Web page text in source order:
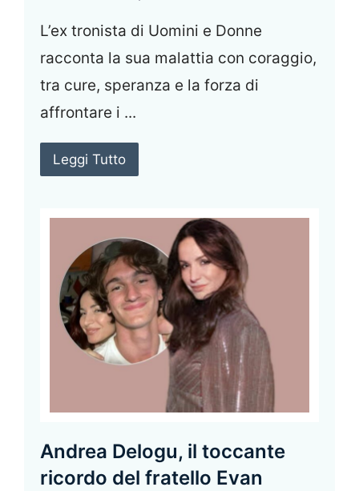
L’ex tronista di Uomini e Donne
racconta la sua malattia con coraggio,
tra cure, speranza e la forza di
affrontare i ...
Leggi Tutto
Andrea Delogu, il toccante
ricordo del fratello Evan